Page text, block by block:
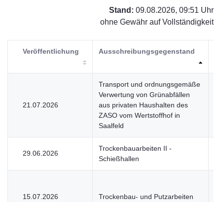
Stand: 09.08.2026, 09:51 Uhr
ohne Gewähr auf Vollständigkeit
Veröffentlichung Ausschreibungsgegenstand
21.07.2026
Transport und ordnungsgemäße
Verwertung von Grünabfällen
aus privaten Haushalten des
ZASO vom Wertstoffhof in
Saalfeld
29.06.2026
Trockenbauarbeiten II -
Schießhallen
15.07.2026 Trockenbau- und Putzarbeiten